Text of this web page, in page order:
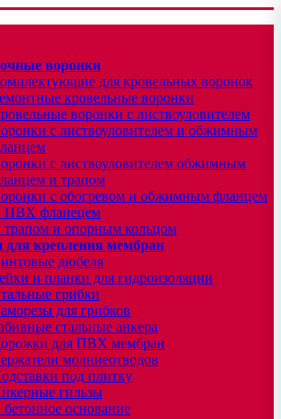
воронки
для кровельных воронок
кровельные воронки
воронки с листвоуловителем
с листвоуловителем и обжимным
с листвоуловителем обжимным
и трапом
с обогревом и обжимным фланцем
ПВХ фланецем
трапом и опорным кольцом
для крепления мембран
дюбеля
и планки для гидроизоляции
грибки
для грибков
стальные анкера
для ПВХ мембран
молниеотводов
под плитку
гильзы
основание